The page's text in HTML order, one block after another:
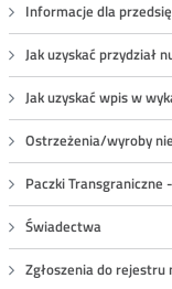
Informacje dla
Jak uzyskać przydział
Jak uzyskać wpis w
Ostrzeżenia/wyroby
Paczki
Świadectwa
Zgłoszenia do